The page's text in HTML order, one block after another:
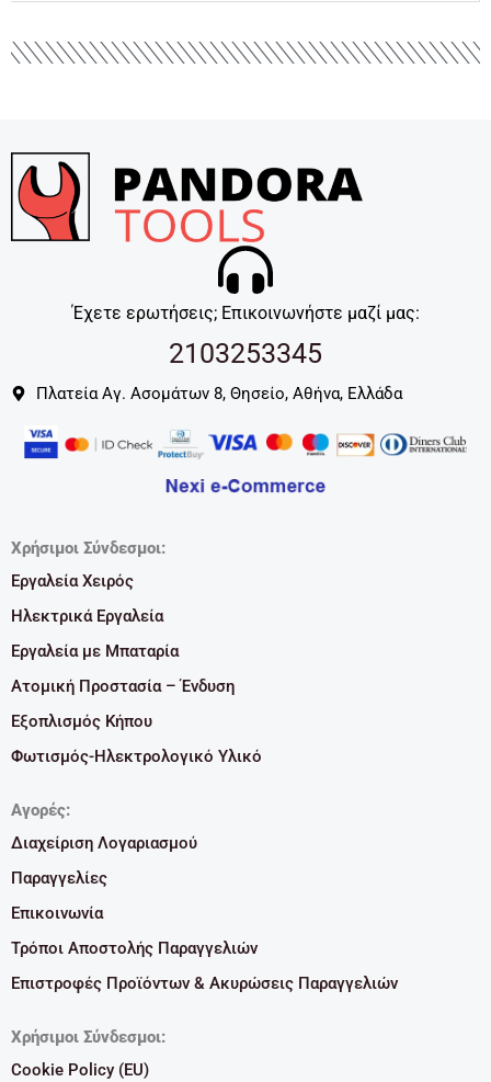
Έχετε ερωτήσεις; Επικοινωνήστε μαζί μας:
2103253345
Πλατεία Αγ. Ασομάτων 8, Θησείο, Αθήνα, Ελλάδα
Χρήσιμοι Σύνδεσμοι:
Εργαλεία Χειρός
Ηλεκτρικά Εργαλεία
Εργαλεία με Μπαταρία
Ατομική Προστασία – Ένδυση
Εξοπλισμός Κήπου
Φωτισμός-Ηλεκτρολογικό Υλικό
Αγορές:
Διαχείριση Λογαριασμού
Παραγγελίες
Επικοινωνία
Τρόποι Αποστολής Παραγγελιών
Επιστροφές Προϊόντων & Ακυρώσεις Παραγγελιών
Χρήσιμοι Σύνδεσμοι:
Cookie Policy (EU)